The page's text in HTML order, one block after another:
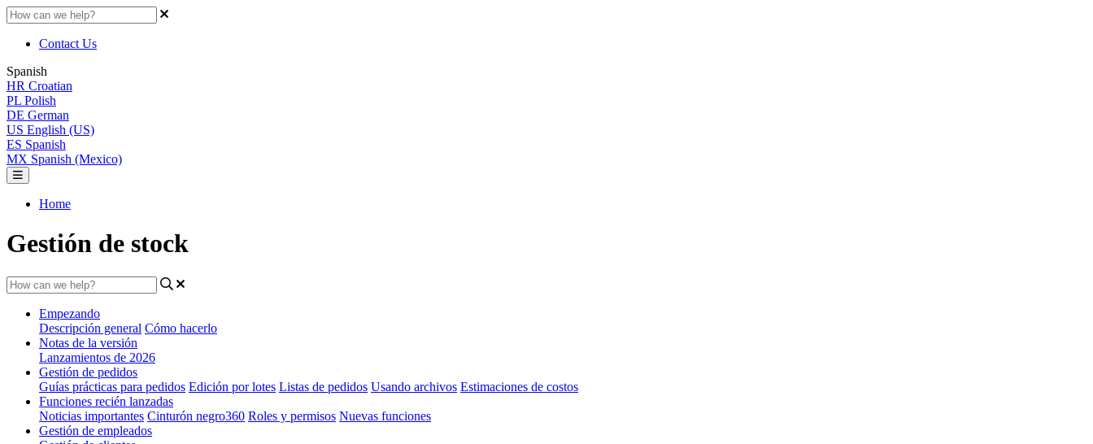
Contact Us
Spanish
HR Croatian
PL Polish
DE German
US English (US)
ES Spanish
MX Spanish (Mexico)
Home
Gestión de stock
Empezando
Descripción general Cómo hacerlo
Notas de la versión
Lanzamientos de 2026
Gestión de pedidos
Guías prácticas para pedidos Edición por lotes Listas de pedidos Usando archivos Estimaciones de costos
Funciones recién lanzadas
Noticias importantes Cinturón negro360 Roles y permisos Nuevas funciones
Gestión de empleados